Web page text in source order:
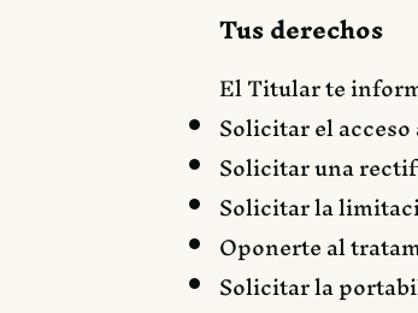
Tus derechos
El Titular te
Solicitar el
Solicitar una
Solicitar la
Oponerte al
Solicitar la